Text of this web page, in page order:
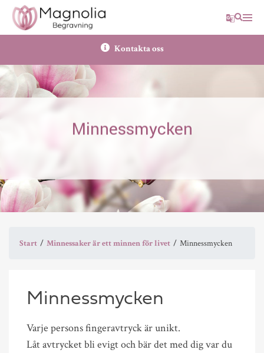
Kontakta oss
Translate
Minnessmycken
Start Minnessaker är ett minnen för livet Minnessmycken
Minnessmycken
Varje persons fingeravtryck är unikt.
Låt avtrycket bli evigt och bär det med dig var du